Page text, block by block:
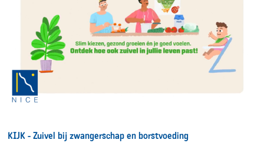
KIJK - Zuivel bij zwangerschap en borstvoeding